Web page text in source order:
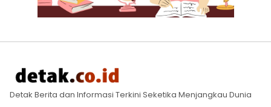
Detak Berita dan Informasi Terkini Seketika Menjangkau Dunia